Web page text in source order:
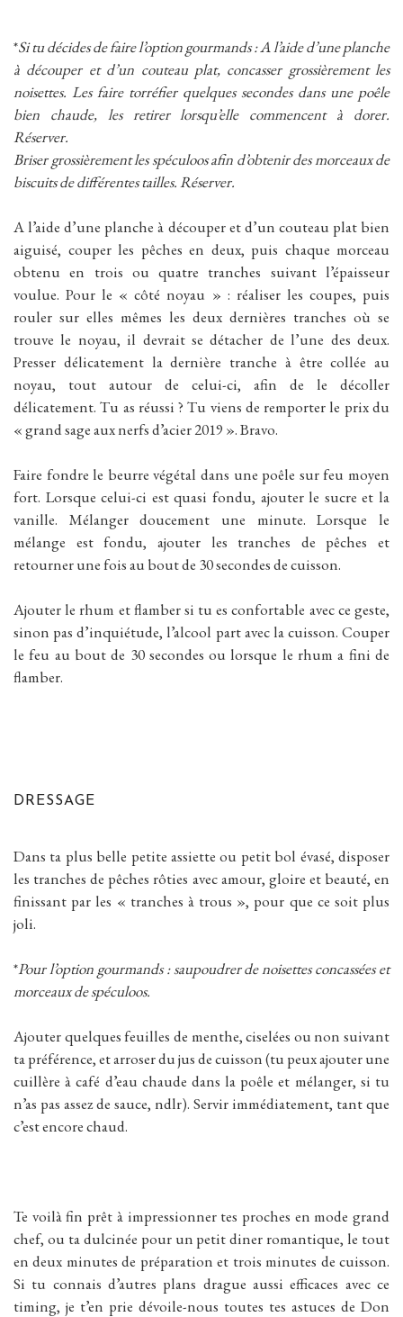
*Si tu décides de faire l’option gourmands : A l’aide d’une planche
à découper et d’un couteau plat, concasser grossièrement les
noisettes. Les faire torréfier quelques secondes dans une poêle
bien chaude, les retirer lorsqu’elle commencent à dorer.
Réserver.
Briser grossièrement les spéculoos afin d’obtenir des morceaux de
biscuits de différentes tailles. Réserver.
A l’aide d’une planche à découper et d’un couteau plat bien
aiguisé, couper les pêches en deux, puis chaque morceau
obtenu en trois ou quatre tranches suivant l’épaisseur
voulue. Pour le « côté noyau » : réaliser les coupes, puis
rouler sur elles mêmes les deux dernières tranches où se
trouve le noyau, il devrait se détacher de l’une des deux.
Presser délicatement la dernière tranche à être collée au
noyau, tout autour de celui-ci, afin de le décoller
délicatement. Tu as réussi ? Tu viens de remporter le prix du
« grand sage aux nerfs d’acier 2019 ». Bravo.
Faire fondre le beurre végétal dans une poêle sur feu moyen
fort. Lorsque celui-ci est quasi fondu, ajouter le sucre et la
vanille. Mélanger doucement une minute. Lorsque le
mélange est fondu, ajouter les tranches de pêches et
retourner une fois au bout de 30 secondes de cuisson.
Ajouter le rhum et flamber si tu es confortable avec ce geste,
sinon pas d’inquiétude, l’alcool part avec la cuisson. Couper
le feu au bout de 30 secondes ou lorsque le rhum a fini de
flamber.
DRESSAGE
Dans ta plus belle petite assiette ou petit bol évasé, disposer
les tranches de pêches rôties avec amour, gloire et beauté, en
finissant par les « tranches à trous », pour que ce soit plus
joli.
*Pour l’option gourmands : saupoudrer de noisettes concassées et
morceaux de spéculoos.
Ajouter quelques feuilles de menthe, ciselées ou non suivant
ta préférence, et arroser du jus de cuisson (tu peux ajouter une
cuillère à café d’eau chaude dans la poêle et mélanger, si tu
n’as pas assez de sauce, ndlr). Servir immédiatement, tant que
c’est encore chaud.
Te voilà fin prêt à impressionner tes proches en mode grand
chef, ou ta dulcinée pour un petit diner romantique, le tout
en deux minutes de préparation et trois minutes de cuisson.
Si tu connais d’autres plans drague aussi efficaces avec ce
timing, je t’en prie dévoile-nous toutes tes astuces de Don